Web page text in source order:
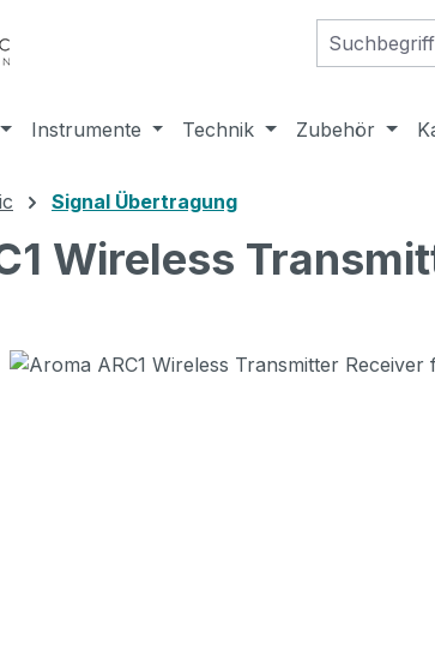
Instrumente Technik Zubehör
Signal Übertragung
Wireless